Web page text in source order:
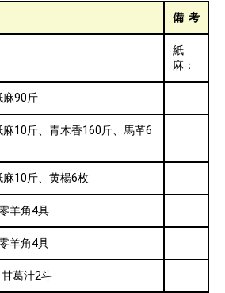
備 考
紙
麻：
麻90斤
10斤、青木香160斤、馬革6
10斤、黄楊6枚
羊角4具
羊角4具
葛汁2斗